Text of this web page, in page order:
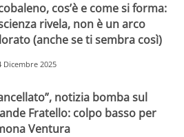
cos’è e come si forma:
rivela, non è un arco
(anche se ti sembra così)
Dicembre 2025
notizia bomba sul
Fratello: colpo basso per
Ventura